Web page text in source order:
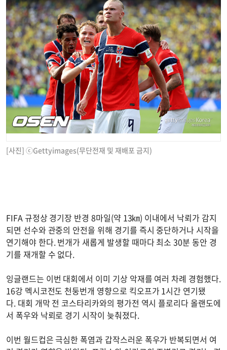
[사진] ⓒGettyimages(무단전재 및 재배포 금지)
FIFA 규정상 경기장 반경 8마일(약 13㎞) 이내에서 낙뢰가 감지
되면 선수와 관중의 안전을 위해 경기를 즉시 중단하거나 시작을
연기해야 한다. 번개가 새롭게 발생할 때마다 최소 30분 동안 경
기를 재개할 수 없다.
잉글랜드는 이번 대회에서 이미 기상 악재를 여러 차례 경험했다.
16강 멕시코전도 천둥번개 영향으로 킥오프가 1시간 연기됐
다. 대회 개막 전 코스타리카와의 평가전 역시 플로리다 올랜도에
서 폭우와 낙뢰로 경기 시작이 늦춰졌다.
이번 월드컵은 극심한 폭염과 갑작스러운 폭우가 반복되면서 여